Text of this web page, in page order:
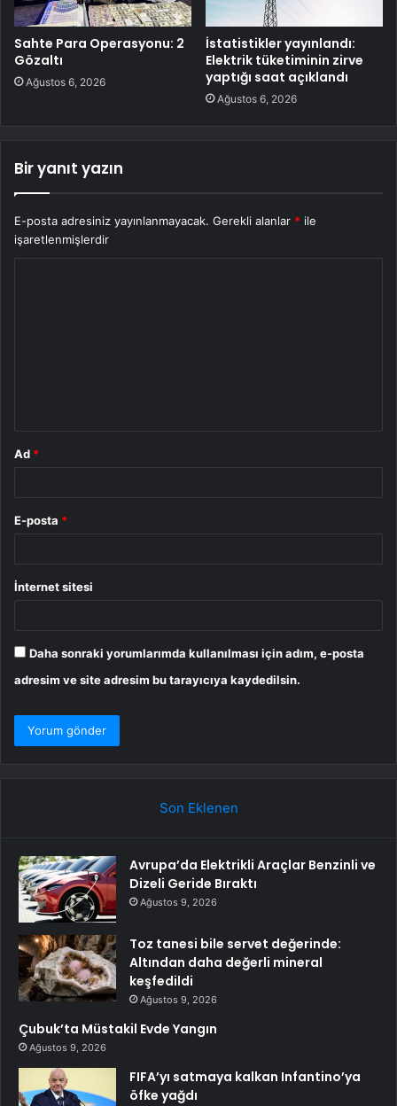
Sahte Para Operasyonu: 2
Gözaltı
Ağustos 6, 2026
İstatistikler yayınlandı:
Elektrik tüketiminin zirve
yaptığı saat açıklandı
Ağustos 6, 2026
Bir yanıt yazın
E-posta adresiniz yayınlanmayacak. Gerekli alanlar * ile
işaretlenmişlerdir
Ad *
E-posta *
İnternet sitesi
Daha sonraki yorumlarımda kullanılması için adım, e-posta
adresim ve site adresim bu tarayıcıya kaydedilsin.
Son Eklenen
Avrupa’da Elektrikli Araçlar Benzinli ve
Dizeli Geride Bıraktı
Ağustos 9, 2026
Toz tanesi bile servet değerinde:
Altından daha değerli mineral
keşfedildi
Ağustos 9, 2026
Çubuk’ta Müstakil Evde Yangın
Ağustos 9, 2026
FIFA’yı satmaya kalkan Infantino’ya
öfke yağdı